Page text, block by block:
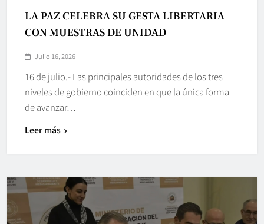
LA PAZ CELEBRA SU GESTA LIBERTARIA
CON MUESTRAS DE UNIDAD
Julio 16, 2026
16 de julio.- Las principales autoridades de los tres
niveles de gobierno coinciden en que la única forma
de avanzar…
Leer más